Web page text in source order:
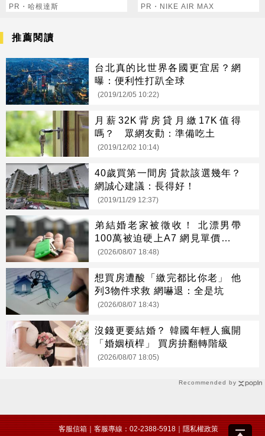
共鳴
PR・哈根達斯 PR・NIKE AIR MAX
Recommended by
推薦閱讀
台北真的比世界各國更宜居？網
曝：便利性打趴全球
(2019/12/05 10:22)
月薪32K背房貸月繳17K值得
嗎？ 眾網友勸：準備吃土
(2019/12/02 10:14)
40歲買第一間房 貸款該選幾年？
網誠心建議：長得好！
(2019/11/29 12:37)
弟結婚老家被徵收！ 北漂男帶
100萬被迫硬上A7 網見單價驚呆
了
(2026/08/07 18:48)
想買房遭酸「繳完都比你老」 他
列3物件求救 網嚇退：全是坑
(2026/08/07 18:43)
沒錢更要結婚？ 韓國年輕人瘋開
「婚姻槓桿」 買房拚翻轉階級
(2026/08/07 18:05)
客服信箱｜客服專線：02-2388-5918｜隱私權政策